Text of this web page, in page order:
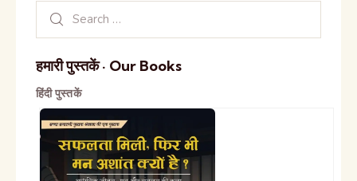
हमारी पुस्तकें · Our Books
हिंदी पुस्तकें